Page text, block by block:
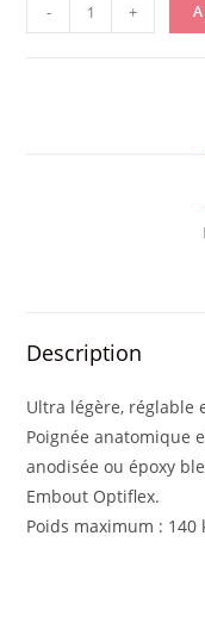
ANGLAISE
- +
Description
Ultra légère, réglable
Poignée anatomique
anodisée ou époxy
Embout Optiflex.
Poids maximum : 140